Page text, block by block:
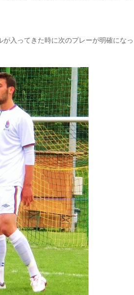
入ってきた時に次のプレーが明確になっ